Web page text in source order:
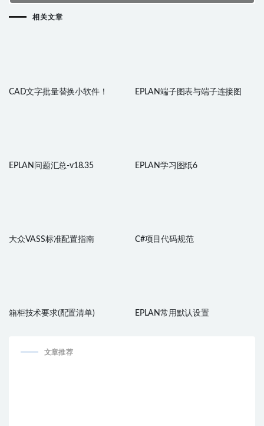
相关文章
CAD文字批量替换小软件！ EPLAN端子图表与端子连接图
EPLAN问题汇总-v18.35 EPLAN学习图纸6
大众VASS标准配置指南 C#项目代码规范
箱柜技术要求(配置清单) EPLAN常用默认设置
文章推荐